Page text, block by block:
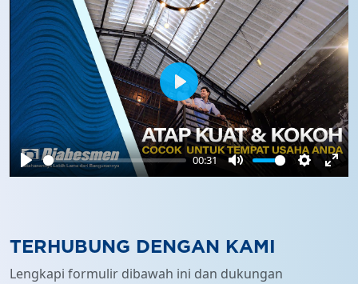
Play
00:31
Mute Settings
Play
TERHUBUNG DENGAN KAMI
Lengkapi formulir dibawah ini dan dukungan